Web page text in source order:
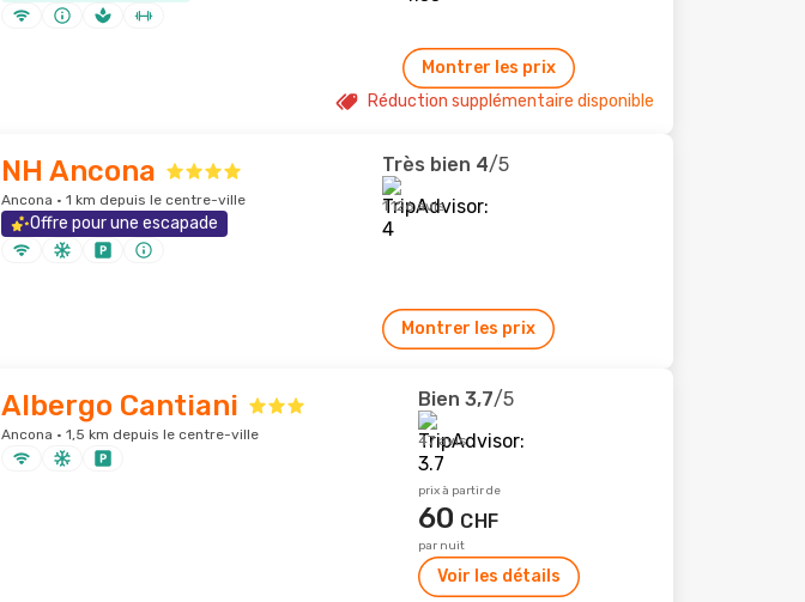
Montrer les prix
Réduction supplémentaire disponible
NH Ancona
Ancona · 1 km depuis le centre-ville
Offre pour une escapade
Très bien 4/5
1 126 avis
Montrer les prix
Albergo Cantiani
Ancona · 1,5 km depuis le centre-ville
Bien 3,7/5
47 avis
prix à partir de
60 CHF
par nuit
Voir les détails